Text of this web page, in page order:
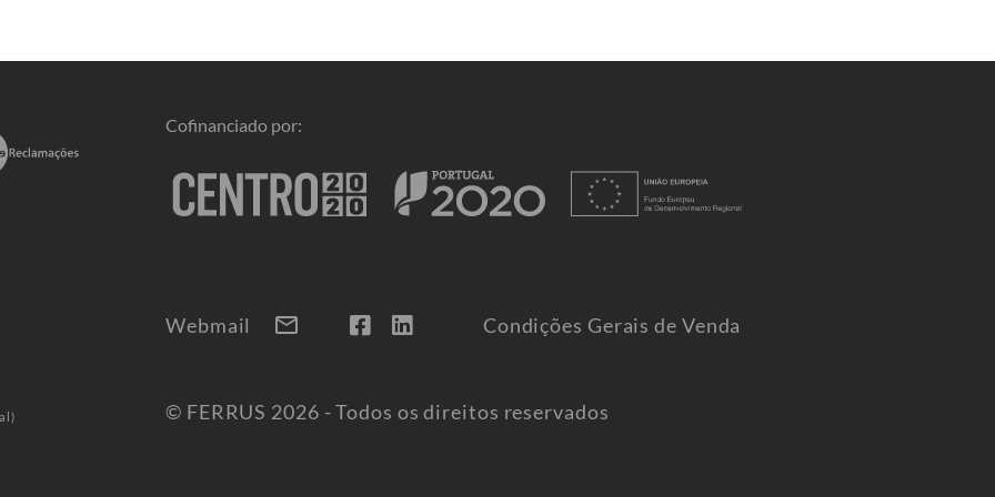
Cofinanciado por:
Webmail mail Condições Gerais de Venda
© FERRUS 2026 - Todos os direitos reservados